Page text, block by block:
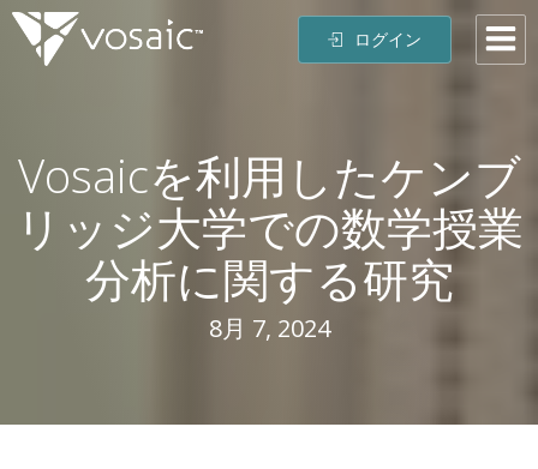
へ
ス
キ
ッ
プ
ログイン
Vosaicを利用したケンブ
リッジ大学での数学授業
分析に関する研究
8月 7, 2024